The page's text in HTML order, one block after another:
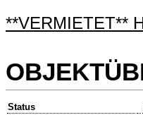
**VERMIETET**
Status